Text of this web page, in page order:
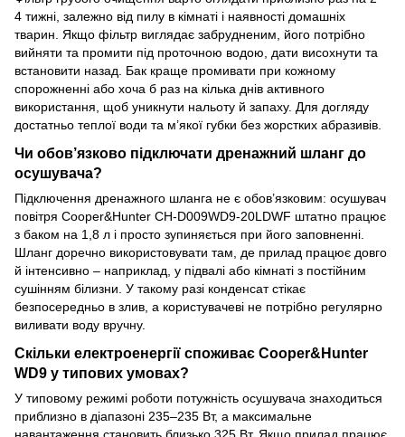
4 тижні, залежно від пилу в кімнаті і наявності домашніх
тварин. Якщо фільтр виглядає забрудненим, його потрібно
вийняти та промити під проточною водою, дати висохнути та
встановити назад. Бак краще промивати при кожному
спорожненні або хоча б раз на кілька днів активного
використання, щоб уникнути нальоту й запаху. Для догляду
достатньо теплої води та м’якої губки без жорстких абразивів.
Чи обов’язково підключати дренажний шланг до
осушувача?
Підключення дренажного шланга не є обов’язковим: осушувач
повітря Cooper&Hunter CH-D009WD9-20LDWF штатно працює
з баком на 1,8 л і просто зупиняється при його заповненні.
Шланг доречно використовувати там, де прилад працює довго
й інтенсивно – наприклад, у підвалі або кімнаті з постійним
сушінням білизни. У такому разі конденсат стікає
безпосередньо в злив, а користувачеві не потрібно регулярно
виливати воду вручну.
Скільки електроенергії споживає Cooper&Hunter
WD9 у типових умовах?
У типовому режимі роботи потужність осушувача знаходиться
приблизно в діапазоні 235–235 Вт, а максимальне